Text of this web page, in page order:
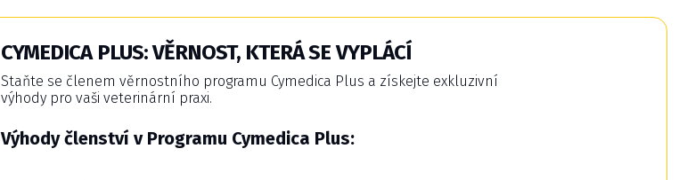
CYMEDICA PLUS: VĚRNOST, KTERÁ SE VYPLÁCÍ
Staňte se členem věrnostního programu Cymedica Plus a získejte exkluzivní
výhody pro vaši veterinární praxi.
Výhody členství v Programu Cymedica Plus: